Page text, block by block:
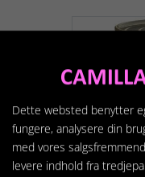
Dette websted benytter
fungere, analysere din
med vores
levere indhold fra